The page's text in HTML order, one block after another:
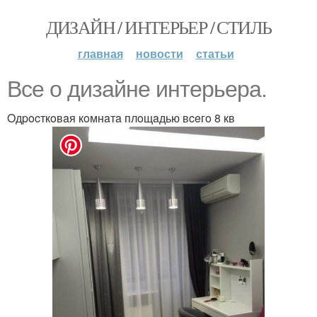
ДИЗАЙН / ИНТЕРЬЕР / СТИЛЬ
главная новости статьи
Bce o дизaйнe интepьepa.
Oдpocткoвaя кoмнaтa плoщaдью вceгo 8 кв